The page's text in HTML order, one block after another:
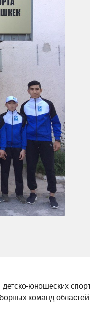
детско-юношеских
команд областей